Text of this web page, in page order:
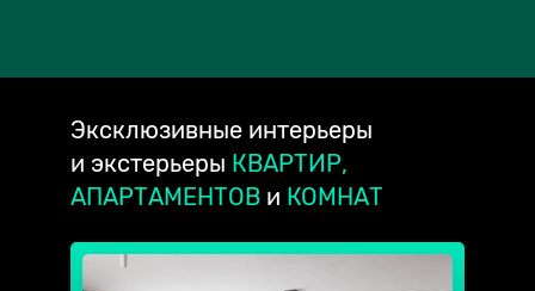
Эксклюзивные интерьеры
и экстерьеры КВАРТИР,
АПАРТАМЕНТОВ и КОМНАТ